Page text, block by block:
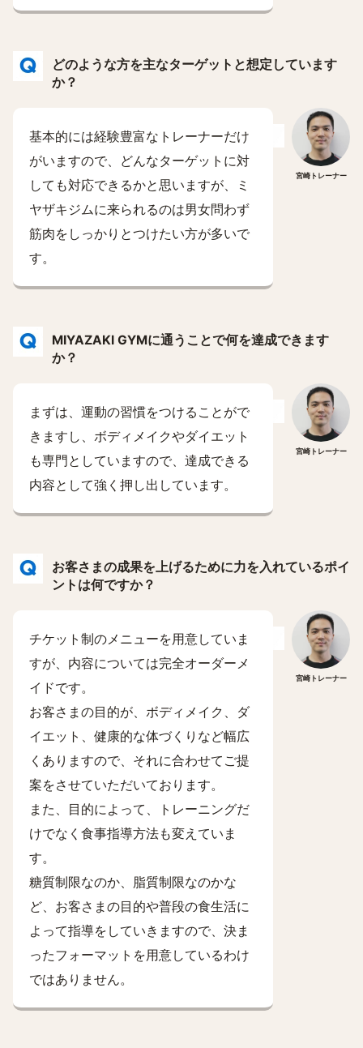
どのような方を主なターゲットと想定しています
か？
宮崎トレーナー
基本的には経験豊富なトレーナーだけ
がいますので、どんなターゲットに対
しても対応できるかと思いますが、ミ
ヤザキジムに来られるのは男女問わず
筋肉をしっかりとつけたい方が多いで
す。
MIYAZAKI GYMに通うことで何を達成できます
か？
宮崎トレーナー
まずは、運動の習慣をつけることがで
きますし、ボディメイクやダイエット
も専門としていますので、達成できる
内容として強く押し出しています。
お客さまの成果を上げるために力を入れているポイ
ントは何ですか？
宮崎トレーナー
チケット制のメニューを用意していま
すが、内容については完全オーダーメ
イドです。
お客さまの目的が、ボディメイク、ダ
イエット、健康的な体づくりなど幅広
くありますので、それに合わせてご提
案をさせていただいております。
また、目的によって、トレーニングだ
けでなく食事指導方法も変えていま
す。
糖質制限なのか、脂質制限なのかな
ど、お客さまの目的や普段の食生活に
よって指導をしていきますので、決ま
ったフォーマットを用意しているわけ
ではありません。